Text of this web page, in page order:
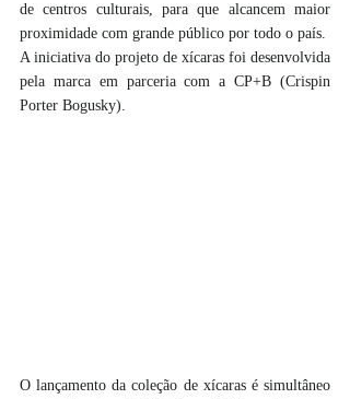
de centros culturais, para que alcancem maior
proximidade com grande público por todo o país.
A iniciativa do projeto de xícaras foi desenvolvida
pela marca em parceria com a CP+B (Crispin
Porter Bogusky).
O lançamento da coleção de xícaras é simultâneo